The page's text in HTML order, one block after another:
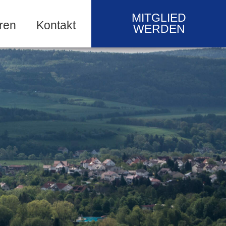
Kontakt
MITGLIED
WERDEN